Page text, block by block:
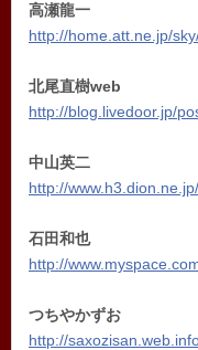
高瀬龍一
http://home.att.ne.jp/
北尾直樹web
http://blog.livedoor.jp/
中山英二
http://
石田和也
http://
つちやかずお
http://